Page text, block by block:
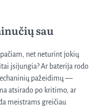
sau
net neturint jokių
įsijungia? Ar baterija rodo
pažeidimų —
atsirado po kritimo, ar
meistrams greičiau